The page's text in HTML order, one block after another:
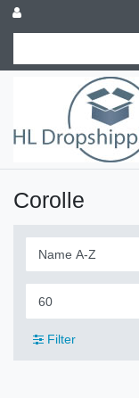
Corolle
Filter